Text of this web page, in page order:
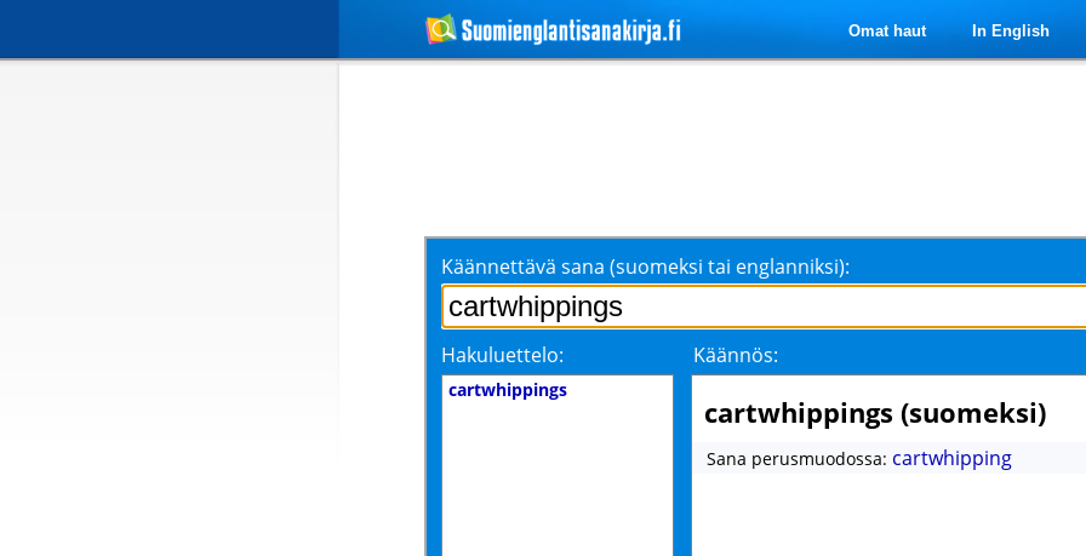
Omat haut In English
Käännettävä sana (suomeksi tai englanniksi):
Hakuluettelo: Käännös:
cartwhippings
cartwhippings (suomeksi)
Sana perusmuodossa: cartwhipping